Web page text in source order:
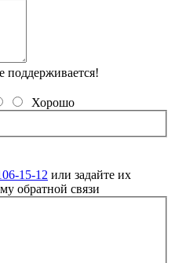
поддерживается!
Хорошо
15-12 или задайте их
обратной связи